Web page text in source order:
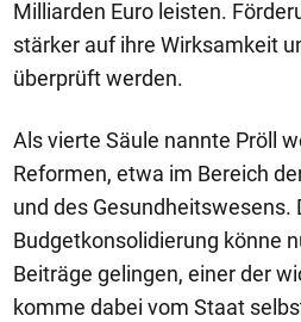
Milliarden Euro leisten.
stärker auf ihre Wirksamkeit
überprüft werden.
Als vierte Säule nannte Pröll
Reformen, etwa im Bereich
und des Gesundheitswesens.
Budgetkonsolidierung könne
Beiträge gelingen, einer der
komme dabei vom Staat